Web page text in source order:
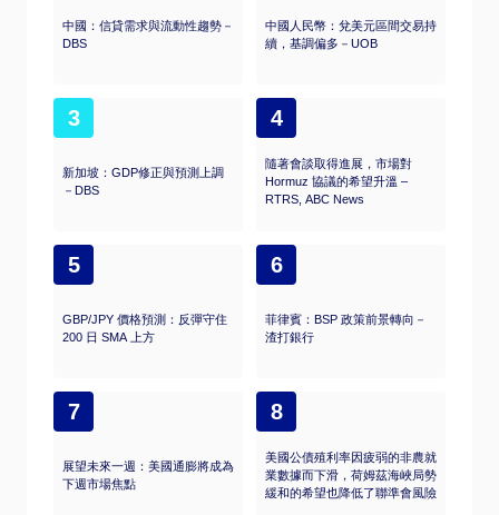
中國：信貸需求與流動性趨勢－
DBS
中國人民幣：兌美元區間交易持
續，基調偏多－UOB
3
新加坡：GDP修正與預測上調
－DBS
4
隨著會談取得進展，市場對
Hormuz 協議的希望升溫 –
RTRS, ABC News
5
GBP/JPY 價格預測：反彈守住
200 日 SMA 上方
6
菲律賓：BSP 政策前景轉向－
渣打銀行
7
展望未來一週：美國通膨將成為
下週市場焦點
8
美國公債殖利率因疲弱的非農就
業數據而下滑，荷姆茲海峽局勢
緩和的希望也降低了聯準會風險